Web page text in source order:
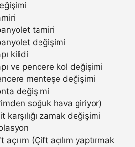
tamiri
değişimi
kilidi
ve pencere kol değişimi
menteşe değişimi
değişimi
soğuk hava giriyor)
karşılığı zamak değişimi
(Çift açılım yaptırmak